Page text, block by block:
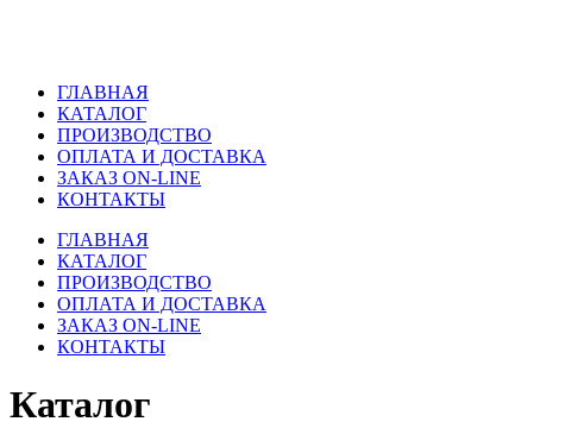
ГЛАВНАЯ
КАТАЛОГ
ПРОИЗВОДСТВО
ОПЛАТА И ДОСТАВКА
ЗАКАЗ ON-LINE
КОНТАКТЫ
ГЛАВНАЯ
КАТАЛОГ
ПРОИЗВОДСТВО
ОПЛАТА И ДОСТАВКА
ЗАКАЗ ON-LINE
КОНТАКТЫ
Каталог